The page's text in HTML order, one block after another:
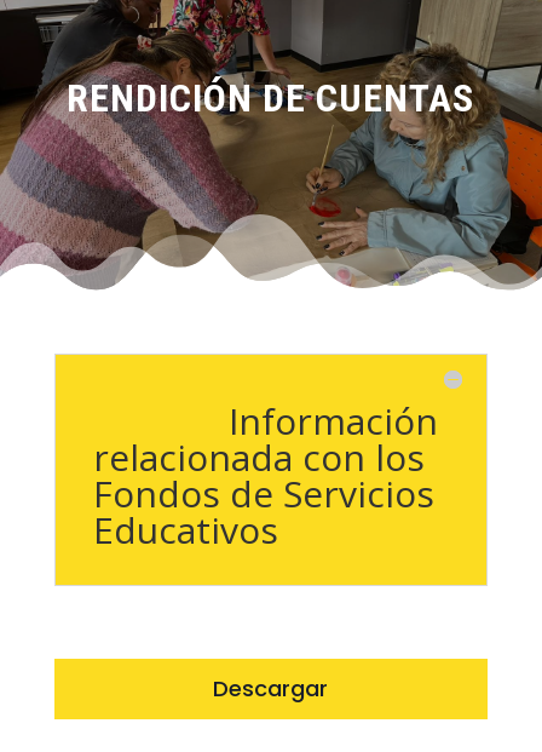
RENDICIÓN DE CUENTAS
Información
relacionada con los
Fondos de Servicios
Educativos
Descargar